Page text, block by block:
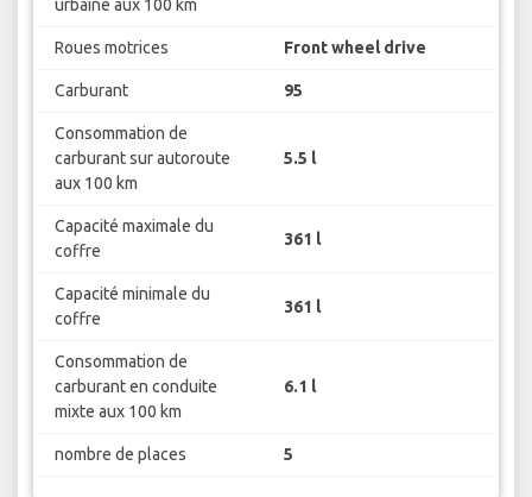
urbaine aux 100 km
Roues motrices Front wheel drive
Carburant 95
Consommation de
carburant sur autoroute
aux 100 km
5.5 l
Capacité maximale du
coffre
361 l
Capacité minimale du
coffre
361 l
Consommation de
carburant en conduite
mixte aux 100 km
6.1 l
nombre de places 5